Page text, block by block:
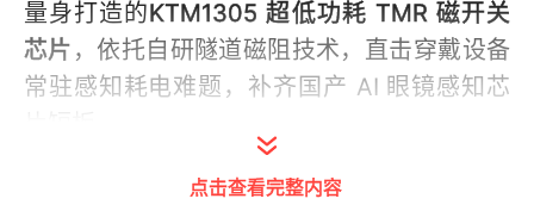
量身打造的KTM1305 超低功耗 TMR 磁开关
芯片 ，依托自研隧道磁阻技术，直击穿戴设备
常驻感知耗电难题，补齐国产 AI 眼镜感知芯
当前 AI 眼镜常驻状态开关常年 7×24 小时待
点击查看完整内容